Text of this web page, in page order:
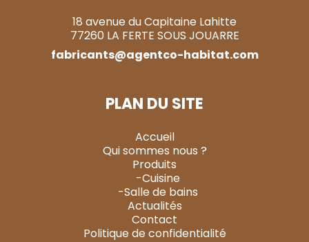
18 avenue du Capitaine Lahitte
77260 LA FERTE SOUS JOUARRE
fabricants@agentco-habitat.com
PLAN DU SITE
Accueil
Qui sommes nous ?
Produits
-Cuisine
-Salle de bains
Actualités
Contact
Politique de confidentialité